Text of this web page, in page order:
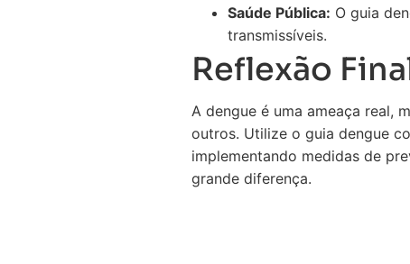
Saúde Pública: O guia
transmissíveis.
Reflexão
A dengue é uma ameaça real,
outros. Utilize o guia dengue
implementando medidas de
grande diferença.